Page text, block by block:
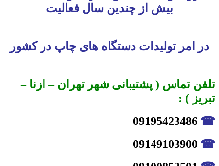
بیش از چندین سال فعالیت
در امر تولیدات دستگاه های چاپ در کشور
تلفن تماس ( پشتیبانی شهر تهران – ازنا –
تبریز ) :
☎
☎